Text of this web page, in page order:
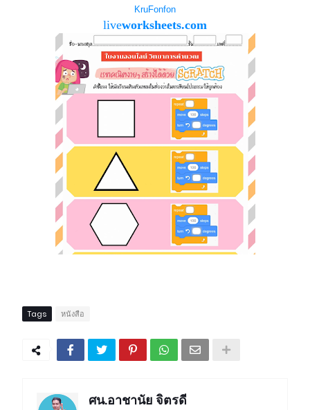
KruFonfon
liveworksheets.com
Tags หนังสือ
ศน.อาชานัย จิตรดี